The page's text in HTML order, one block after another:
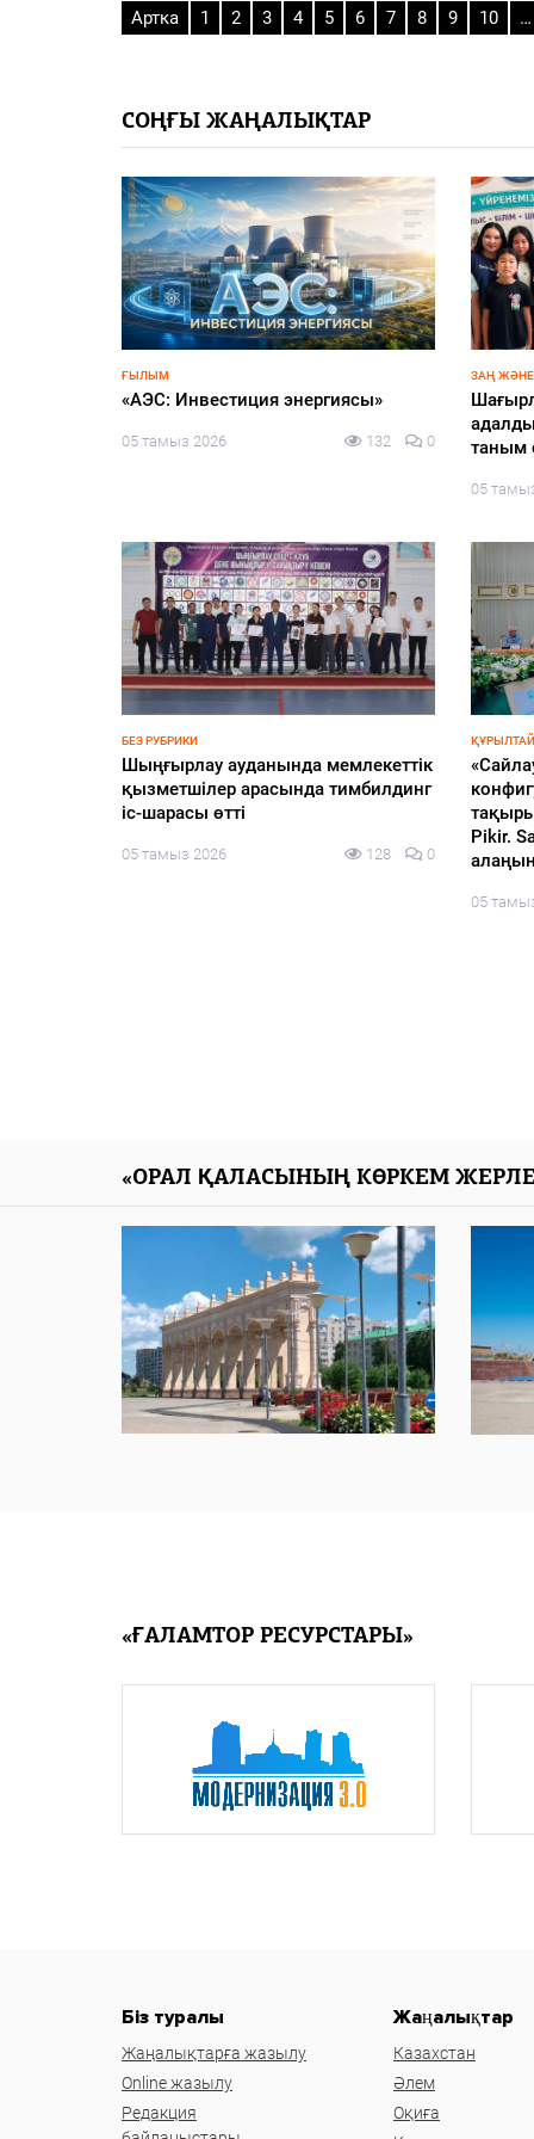
Артка 1 2 3 4 5 6 7 8 9 10 …
СОҢҒЫ ЖАҢАЛЫҚТАР
ҒЫЛЫМ
«АЭС: Инвестиция энергиясы»
05 тамыз 2026 132 0
БЕЗ РУБРИКИ
Шыңғырлау ауданында мемлекеттік
қызметшілер арасында тимбилдинг
іс-шарасы өтті
05 тамыз 2026 128 0
ЗАҢ ЖӘНЕ
таным
05
Pikir.
05
«ОРАЛ ҚАЛАСЫНЫҢ КӨРКЕМ
«ҒАЛАМТОР РЕСУРСТАРЫ»
Біз туралы
Жаңалықтарға жазылу
Online жазылу
Редакция
Жаңалықтар
Казахстан
Әлем
Оқиға